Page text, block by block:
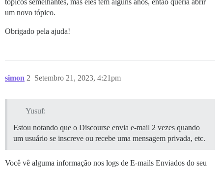
tópicos semelhantes, mas eles têm alguns anos, então queria abrir
um novo tópico.
Obrigado pela ajuda!
simon Setembro 21, 2023, 4:21pm
2
Yusuf:
Estou notando que o Discourse envia e-mail 2 vezes quando
um usuário se inscreve ou recebe uma mensagem privada, etc.
Você vê alguma informação nos logs de E-mails Enviados do seu